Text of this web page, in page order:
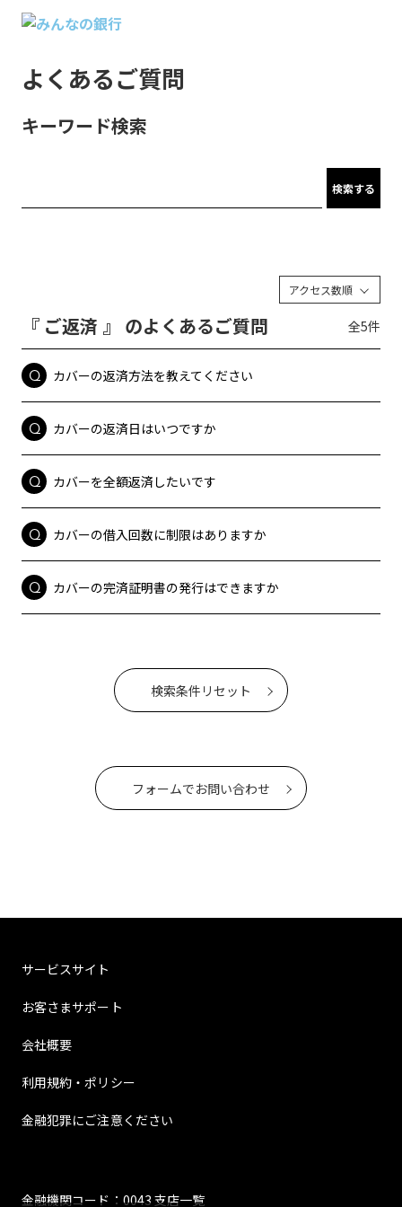
よくあるご質問
キーワード検索
検索する
アクセス数順
『 ご返済 』 のよくあるご質問 全5件
カバーの返済方法を教えてください
カバーの返済日はいつですか
カバーを全額返済したいです
カバーの借入回数に制限はありますか
カバーの完済証明書の発行はできますか
検索条件リセット
フォームでお問い合わせ
サービスサイト
お客さまサポート
会社概要
利用規約・ポリシー
金融犯罪にご注意ください
金融機関コード：0043 支店一覧